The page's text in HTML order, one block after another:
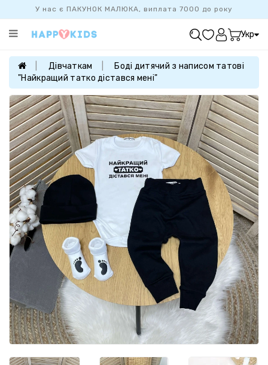
У нас є ПАКУНОК МАЛЮКА, виплата 7000 до року
Категорії
ПРОДАЖУ
БАЗОВА
КОЛЕКЦІЯ
ДІВЧАТКАМ
ХЛОПЧИКАМ
НОВОНАРОДЖЕНИМ
FAMILYLOOK
Укр
Дівчаткам
Боді дитячий з написом татові
"Найкращий татко дістався мені"